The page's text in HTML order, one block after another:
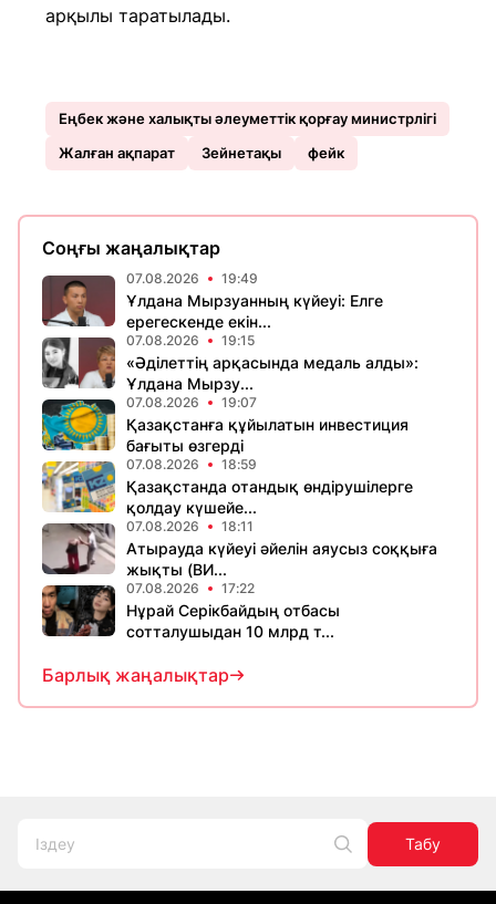
арқылы таратылады.
Еңбек және халықты әлеуметтік қорғау министрлігі
Жалған ақпарат
Зейнетақы фейк
Соңғы жаңалықтар
07.08.2026 19:49
Ұлдана Мырзуанның күйеуі: Елге
ерегескенде екін...
07.08.2026 19:15
«Әділеттің арқасында медаль алды»:
Ұлдана Мырзу...
07.08.2026 19:07
Қазақстанға құйылатын инвестиция
бағыты өзгерді
07.08.2026 18:59
Қазақстанда отандық өндірушілерге
қолдау күшейе...
07.08.2026 18:11
Атырауда күйеуі әйелін аяусыз соққыға
жықты (ВИ...
07.08.2026 17:22
Нұрай Серікбайдың отбасы
сотталушыдан 10 млрд т...
Барлық жаңалықтар
Табу